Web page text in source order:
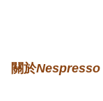
關於Nespresso